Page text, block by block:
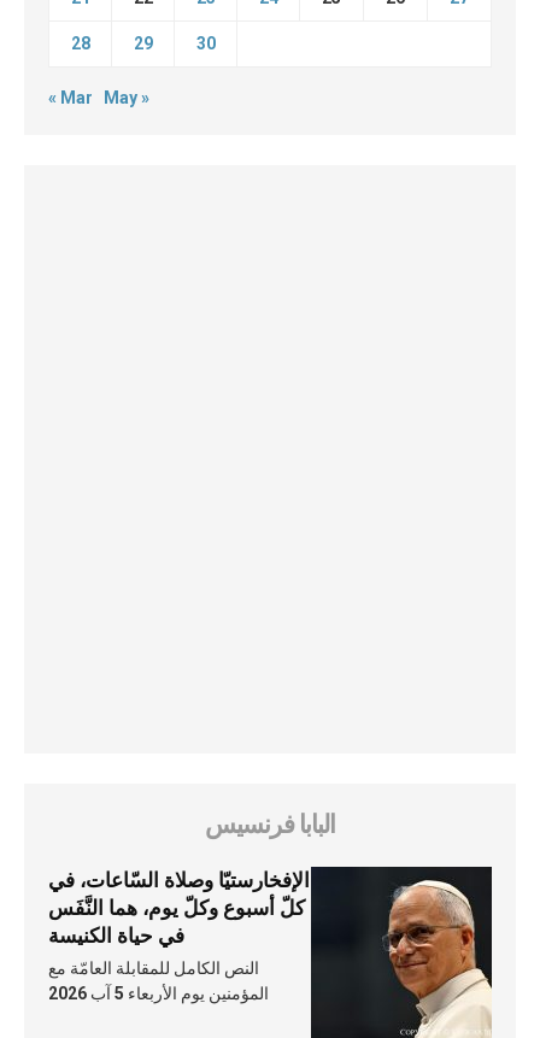
28 29 30
« Mar May »
البابا فرنسيس
الإفخارستيّا وصلاة السّاعات، في
كلّ أسبوع وكلّ يوم، هما النَّفَس
في حياة الكنيسة
النص الكامل للمقابلة العامّة مع
المؤمنين يوم الأربعاء 5 آب 2026